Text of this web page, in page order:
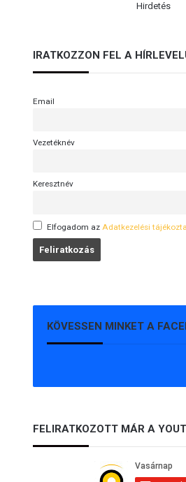
Hirdetés
IRATKOZZON FEL A
Email
Vezetéknév
Keresztnév
Elfogadom az Adatkezelési
KÖVESSEN MINKET A
FELIRATKOZOTT MÁR A